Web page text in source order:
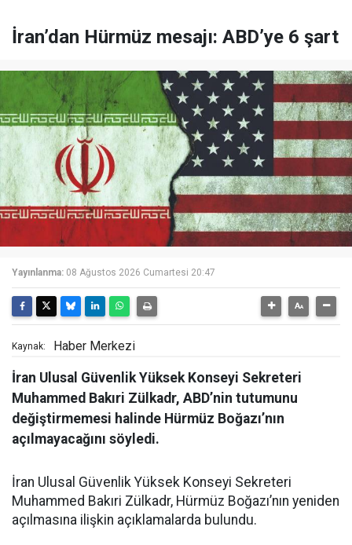
İran’dan Hürmüz mesajı: ABD’ye 6 şart
Yayınlanma: 08 Ağustos 2026 Cumartesi 20:47
Kaynak: Haber Merkezi
İran Ulusal Güvenlik Yüksek Konseyi Sekreteri
Muhammed Bakıri Zülkadr, ABD’nin tutumunu
değiştirmemesi halinde Hürmüz Boğazı’nın
açılmayacağını söyledi.
İran Ulusal Güvenlik Yüksek Konseyi Sekreteri
Muhammed Bakıri Zülkadr, Hürmüz Boğazı’nın yeniden
açılmasına ilişkin açıklamalarda bulundu.